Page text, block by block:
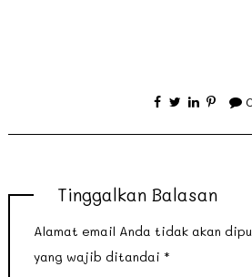
Tinggalkan Balasan
Alamat email Anda tidak akan
yang wajib ditandai *